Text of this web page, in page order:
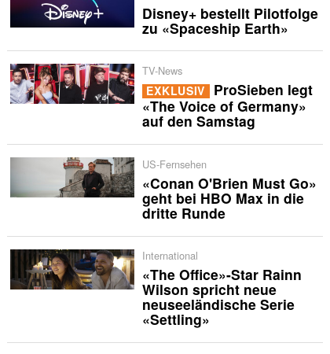
Disney+ bestellt Pilotfolge
zu «Spaceship Earth»
TV-News
EXKLUSIV ProSieben legt
«The Voice of Germany»
auf den Samstag
US-Fernsehen
«Conan O'Brien Must Go»
geht bei HBO Max in die
dritte Runde
International
«The Office»-Star Rainn
Wilson spricht neue
neuseeländische Serie
«Settling»